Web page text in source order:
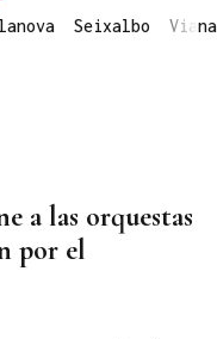
Seixalbo Viana
a las orquestas
por el